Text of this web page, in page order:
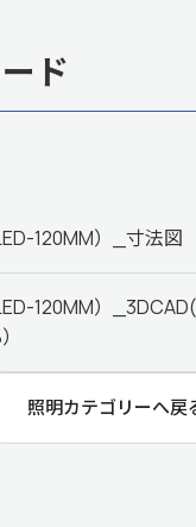
ード
120MM）_寸法図
120MM）
照明カテゴリーへ戻